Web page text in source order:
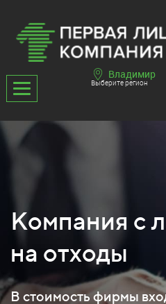
Владимир
Выберите регион
Компания с
на отходы
В стоимость фирмы